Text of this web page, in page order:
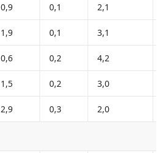
0,9 0,1 2,1
1,9 0,1 3,1
0,6 0,2 4,2
1,5 0,2 3,0
2,9 0,3 2,0